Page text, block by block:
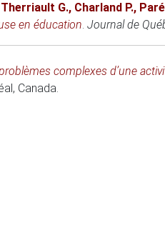
Therriault G., Charland P.,
en éducation. Journal de
complexes d’une
Canada.